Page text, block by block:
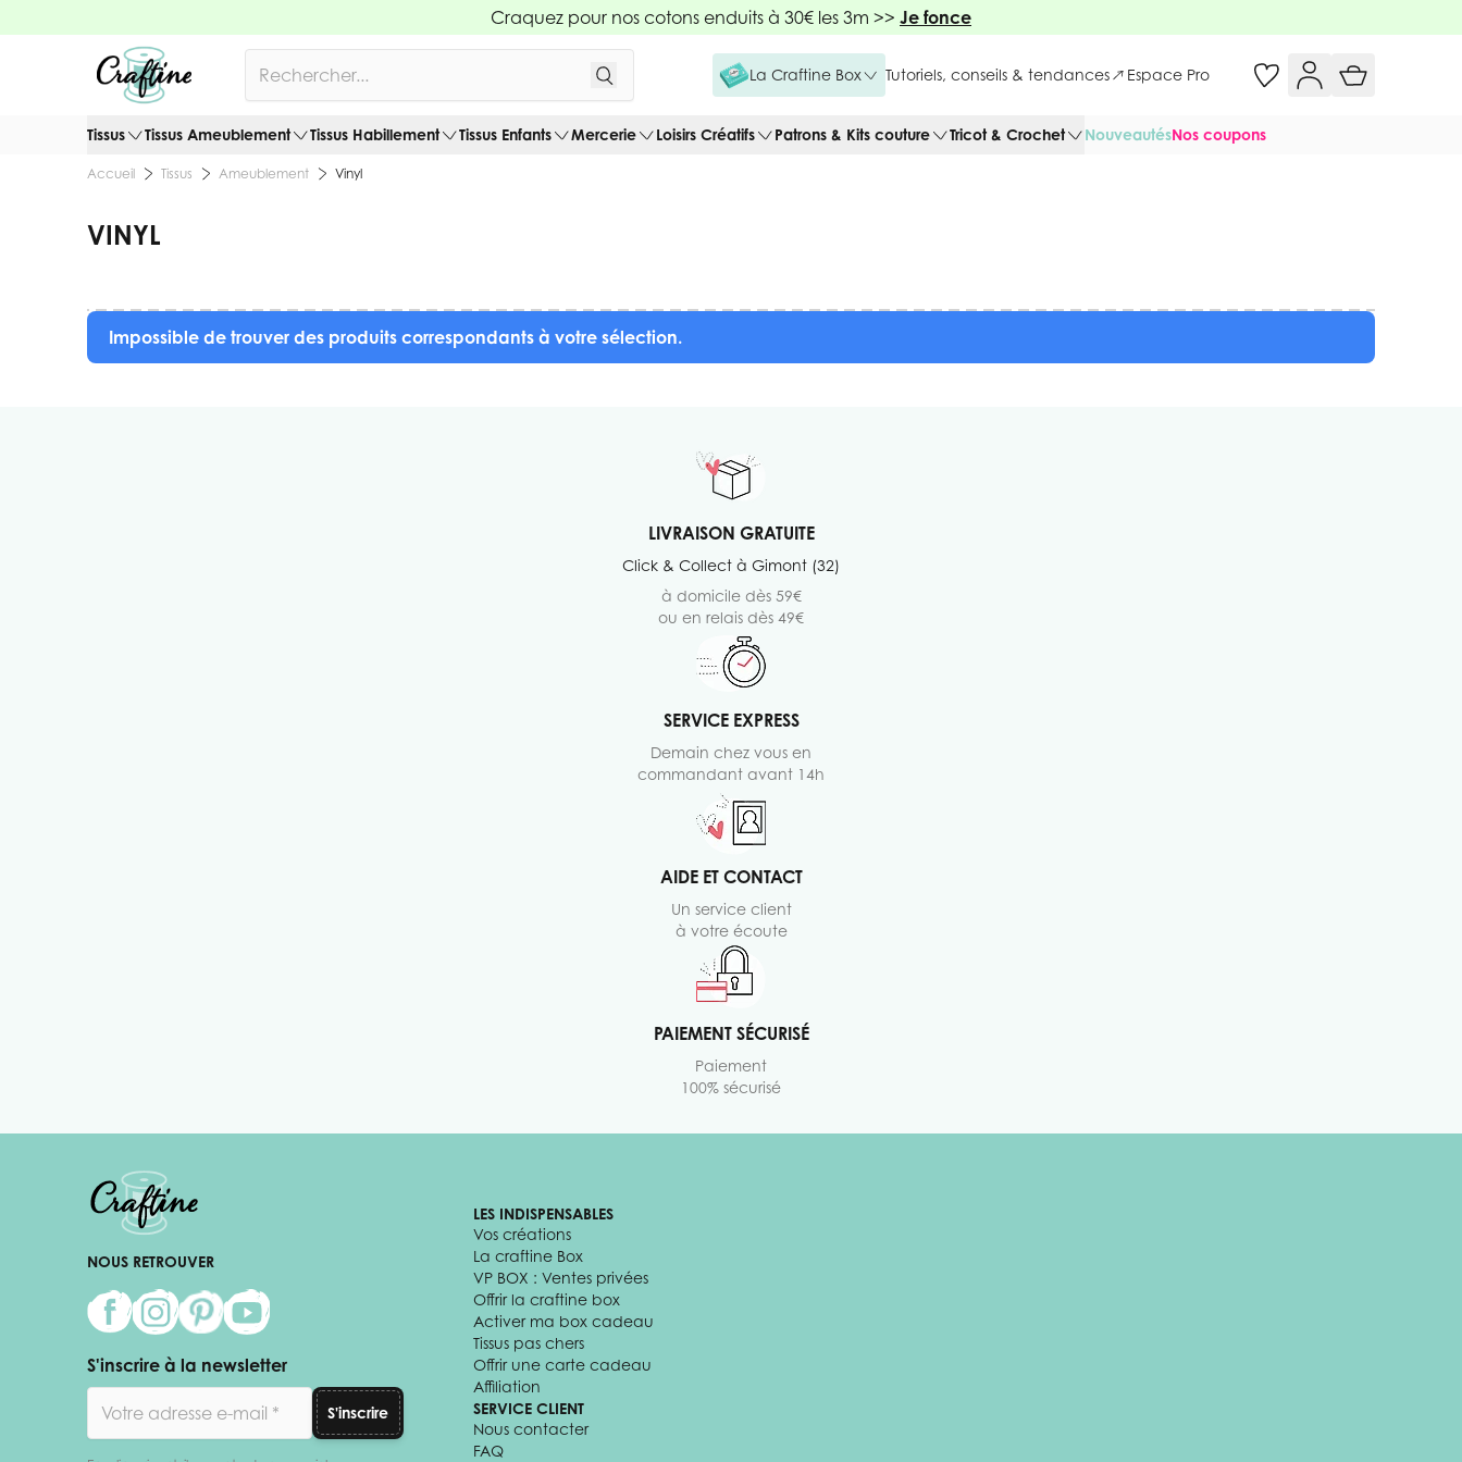
Craquez pour nos cotons enduits à 30€ les 3m >> Je fonce
La Craftine Box Tutoriels, conseils & tendances Espace Pro
Tissus Tissus Ameublement Tissus Habillement Tissus Enfants Mercerie Loisirs Créatifs Patrons & Kits couture Tricot & Crochet NouveautésNos coupons
Accueil Tissus Ameublement Vinyl
VINYL
Impossible de trouver des produits correspondants à votre sélection.
LIVRAISON GRATUITE
Click & Collect à Gimont (32)
à domicile dès 59€
ou en relais dès 49€
SERVICE EXPRESS
Demain chez vous en
commandant avant 14h
AIDE ET CONTACT
Un service client
à votre écoute
PAIEMENT SÉCURISÉ
Paiement
100% sécurisé
NOUS RETROUVER
S'inscrire à la newsletter
S'inscrire
LES INDISPENSABLES
Vos créations
La craftine Box
VP BOX : Ventes privées
Offrir la craftine box
Activer ma box cadeau
Tissus pas chers
Offrir une carte cadeau
Affiliation
SERVICE CLIENT
Nous contacter
FAQ